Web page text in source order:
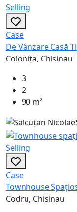
Selling
Case
De Vânzare Casă
Colonița, Chisinau
3
2
90 m²
Selling
Case
Townhouse
Codru, Chisinau